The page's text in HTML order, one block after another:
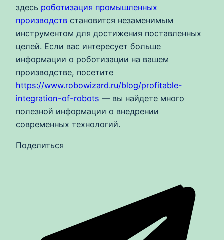
здесь роботизация промышленных
производств становится незаменимым
инструментом для достижения поставленных
целей. Если вас интересует больше
информации о роботизации на вашем
производстве, посетите
https://www.robowizard.ru/blog/profitable-
integration-of-robots — вы найдете много
полезной информации о внедрении
современных технологий.
Поделиться